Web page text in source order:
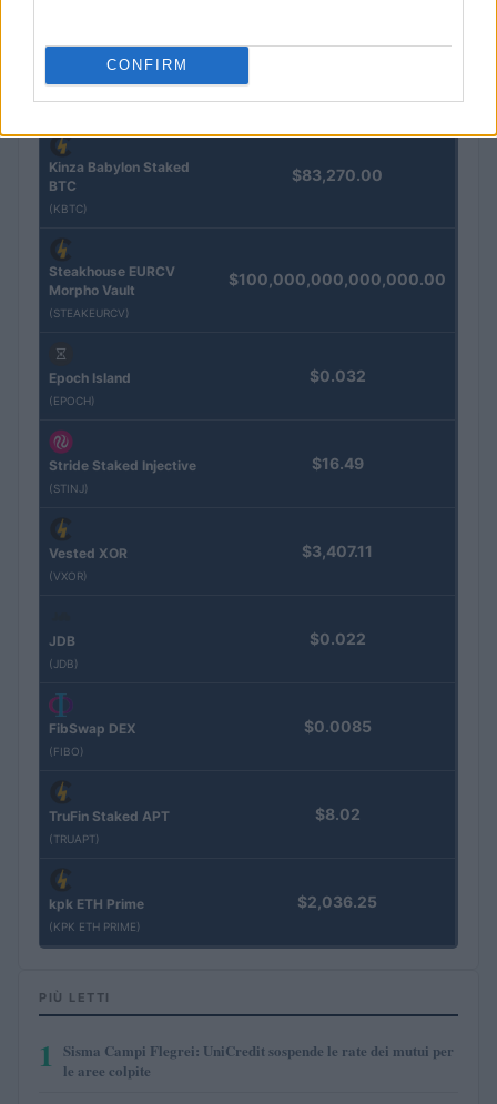
CONFIRM
Eureka Bridged PAX
Gold (Terra
(PAXG)
Kinza Babylon Staked
BTC
(KBTC)
$83,270.00
Steakhouse EURCV
Morpho Vault
(STEAKEURCV)
$100,000,000,000,000.00
Epoch Island
(EPOCH)
$0.032
Stride Staked Injective
(STINJ)
$16.49
Vested XOR
(VXOR)
$3,407.11
JDB
(JDB)
$0.022
FibSwap DEX
(FIBO)
$0.0085
TruFin Staked APT
(TRUAPT)
$8.02
kpk ETH Prime
(KPK ETH PRIME)
$2,036.25
PIÙ LETTI
1
Sisma Campi Flegrei: UniCredit sospende le rate dei mutui per
le aree colpite